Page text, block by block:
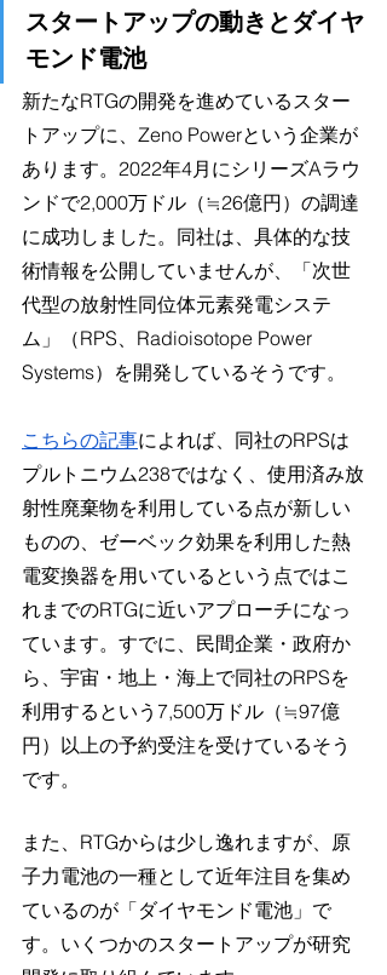
スタートアップの動きとダイヤ
モンド電池
新たなRTGの開発を進めているスター
トアップに、Zeno Powerという企業が
あります。2022年4月にシリーズAラウ
ンドで2,000万ドル（≒26億円）の調達
に成功しました。同社は、具体的な技
術情報を公開していませんが、「次世
代型の放射性同位体元素発電システ
ム」（RPS、Radioisotope Power
Systems）を開発しているそうです。
こちらの記事によれば、同社のRPSは
プルトニウム238ではなく、使用済み放
射性廃棄物を利用している点が新しい
ものの、ゼーベック効果を利用した熱
電変換器を用いているという点ではこ
れまでのRTGに近いアプローチになっ
ています。すでに、民間企業・政府か
ら、宇宙・地上・海上で同社のRPSを
利用するという7,500万ドル（≒97億
円）以上の予約受注を受けているそう
です。
また、RTGからは少し逸れますが、原
子力電池の一種として近年注目を集め
ているのが「ダイヤモンド電池」で
す。いくつかのスタートアップが研究